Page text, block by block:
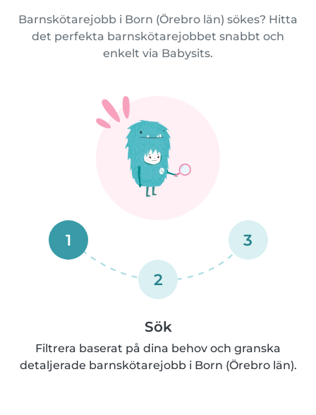
Barnskötarejobb i Born (Örebro län) sökes? Hitta
det perfekta barnskötarejobbet snabbt och
enkelt via Babysits.
1
2
3
Sök
Filtrera baserat på dina behov och granska
detaljerade barnskötarejobb i Born (Örebro län).